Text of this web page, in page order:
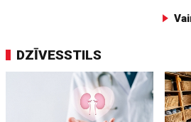
DZĪVESSTILS